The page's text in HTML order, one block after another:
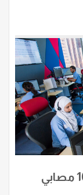
الإسعاف الوطني يتعامل مع 1094 مصابي